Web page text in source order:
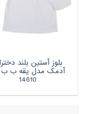
بلوز آستین بلند
آدمک مدل یقه ب ب
14610